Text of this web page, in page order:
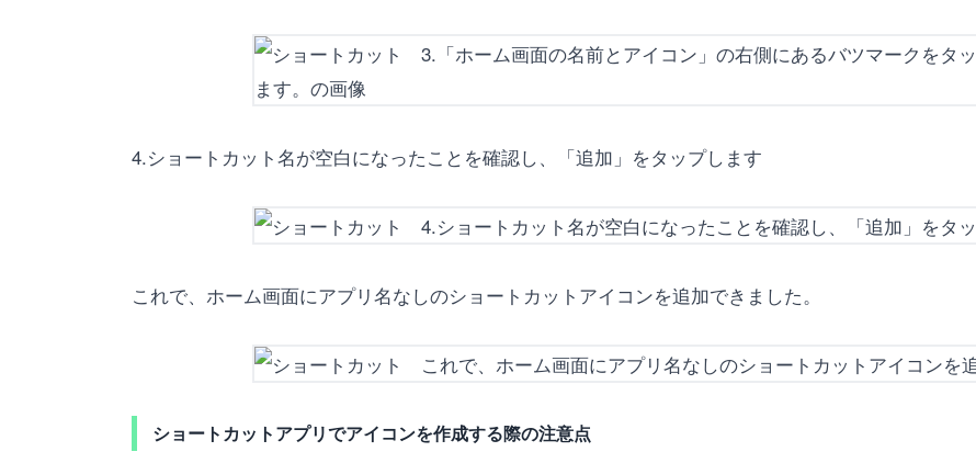
4.ショートカット名が空白になったことを確認し、「追加」をタップします
これで、ホーム画面にアプリ名なしのショートカットアイコンを追加できました。
ショートカットアプリでアイコンを作成する際の注意点